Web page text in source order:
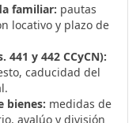
familiar: pautas
locativo y plazo de
y 442 CCyCN):
caducidad del
bienes: medidas de
avalúo y división